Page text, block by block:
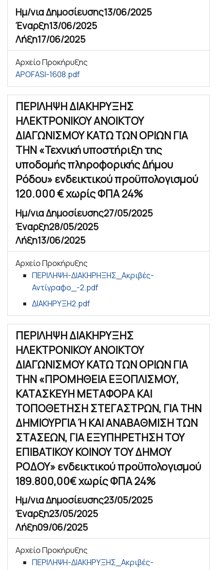
Ημ/νια Δημοσίευσης13/06/2025
Έναρξη13/06/2025
Λήξη17/06/2025
Αρχείο Προκήρυξης
APOFASI-1608.pdf
ΠΕΡΙΛΗΨΗ ΔΙΑΚΗΡΥΞΗΣ
ΗΛΕΚΤΡΟΝΙΚΟΥ ΑΝΟΙΚΤΟΥ
ΔΙΑΓΩΝΙΣΜΟΥ ΚΑΤΩ ΤΩΝ ΟΡΙΩΝ ΓΙΑ
ΤΗΝ «Τεχνική υποστήριξη της
υποδομής πληροφορικής Δήμου
Ρόδου» ενδεικτικού προϋπολογισμού
120.000 € χωρίς ΦΠΑ 24%
Ημ/νια Δημοσίευσης27/05/2025
Έναρξη28/05/2025
Λήξη13/06/2025
Αρχείο Προκήρυξης
ΠΕΡΙΛΗΨΗ-ΔΙΑΚΗΡΗΞΗΣ_Ακριβές-
Αντίγραφο_-2.pdf
ΔΙΑΚΗΡΥΞΗ2.pdf
ΠΕΡΙΛΗΨΗ ΔΙΑΚΗΡΥΞΗΣ
ΗΛΕΚΤΡΟΝΙΚΟΥ ΑΝΟΙΚΤΟΥ
ΔΙΑΓΩΝΙΣΜΟΥ ΚΑΤΩ ΤΩΝ ΟΡΙΩΝ ΓΙΑ
ΤΗΝ «ΠΡΟΜΗΘΕΙΑ ΕΞΟΠΛΙΣΜΟΥ,
ΚΑΤΑΣΚΕΥΗ ΜΕΤΑΦΟΡΑ ΚΑΙ
ΤΟΠΟΘΕΤΗΣΗ ΣΤΕΓΑΣΤΡΩΝ, ΓΙΑ ΤΗΝ
ΔΗΜΙΟΥΡΓΙΑ Ή ΚΑΙ ΑΝΑΒΑΘΜΙΣΗ ΤΩΝ
ΣΤΑΣΕΩΝ, ΓΙΑ ΕΞΥΠΗΡΕΤΗΣΗ ΤΟΥ
ΕΠΙΒΑΤΙΚΟΥ ΚΟΙΝΟΥ ΤΟΥ ΔΗΜΟΥ
ΡΟΔΟΥ» ενδεικτικού προϋπολογισμού
189.800,00€ χωρίς ΦΠΑ 24%
Ημ/νια Δημοσίευσης23/05/2025
Έναρξη23/05/2025
Λήξη09/06/2025
Αρχείο Προκήρυξης
ΠΕΡΙΛΗΨΗ-ΔΙΑΚΗΡΥΞΗΣ_Ακριβές-